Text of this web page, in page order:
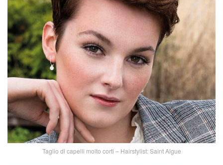
Taglio di capelli molto corti – Hairstylist: Saint Algue